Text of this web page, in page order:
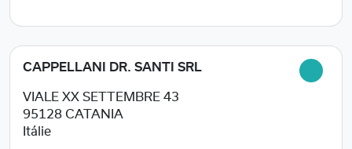
CAPPELLANI DR. SANTI SRL
VIALE XX SETTEMBRE 43
95128 CATANIA
Itálie